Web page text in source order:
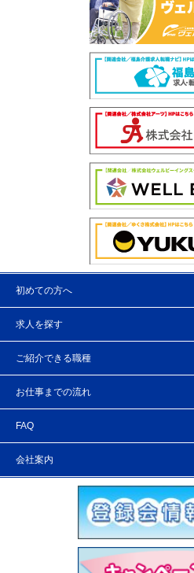
初めての方へ
求人を探す
ご紹介できる職種
お仕事までの流れ
FAQ
会社案内